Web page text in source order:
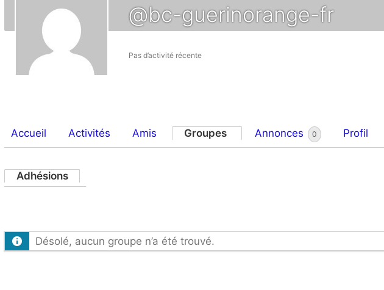
@bc-guerinorange-fr
Pas d’activité récente
Accueil Activités Amis Groupes Annonces 0 Profil
Adhésions
Désolé, aucun groupe n’a été trouvé.